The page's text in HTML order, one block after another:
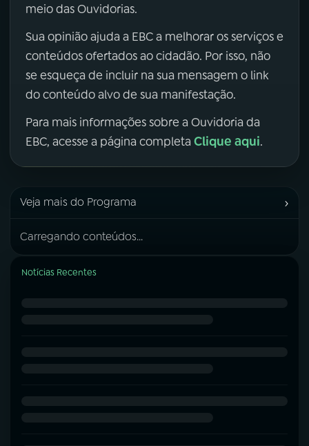
meio das Ouvidorias.
Sua opinião ajuda a EBC a melhorar os serviços e
conteúdos ofertados ao cidadão. Por isso, não
se esqueça de incluir na sua mensagem o link
do conteúdo alvo de sua manifestação.
Para mais informações sobre a Ouvidoria da
EBC, acesse a página completa Clique aqui.
Veja mais do Programa ›
Carregando conteúdos...
Notícias Recentes